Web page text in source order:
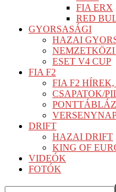
FIA ERX
RED
GYORSASÁGI
HAZAI
ESET V4 CUP
FIA F2
FIA F2
CSAPATOK/
DRIFT
HAZAI DRIFT
KING OF
VIDEÓK
FOTÓK